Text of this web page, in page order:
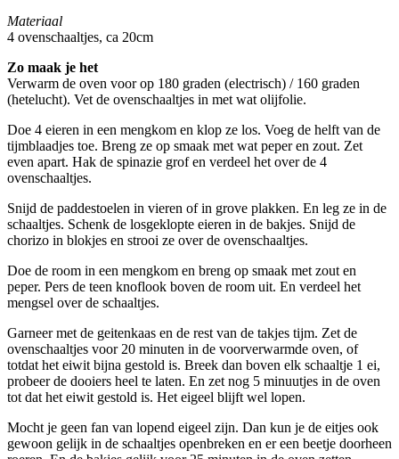
Materiaal
4 ovenschaaltjes, ca 20cm
Zo maak je het
Verwarm de oven voor op 180 graden (electrisch) / 160 graden
(hetelucht). Vet de ovenschaaltjes in met wat olijfolie.
Doe 4 eieren in een mengkom en klop ze los. Voeg de helft van de
tijmblaadjes toe. Breng ze op smaak met wat peper en zout. Zet
even apart. Hak de spinazie grof en verdeel het over de 4
ovenschaaltjes.
Snijd de paddestoelen in vieren of in grove plakken. En leg ze in de
schaaltjes. Schenk de losgeklopte eieren in de bakjes. Snijd de
chorizo in blokjes en strooi ze over de ovenschaaltjes.
Doe de room in een mengkom en breng op smaak met zout en
peper. Pers de teen knoflook boven de room uit. En verdeel het
mengsel over de schaaltjes.
Garneer met de geitenkaas en de rest van de takjes tijm. Zet de
ovenschaaltjes voor 20 minuten in de voorverwarmde oven, of
totdat het eiwit bijna gestold is. Breek dan boven elk schaaltje 1 ei,
probeer de dooiers heel te laten. En zet nog 5 minuutjes in de oven
tot dat het eiwit gestold is. Het eigeel blijft wel lopen.
Mocht je geen fan van lopend eigeel zijn. Dan kun je de eitjes ook
gewoon gelijk in de schaaltjes openbreken en er een beetje doorheen